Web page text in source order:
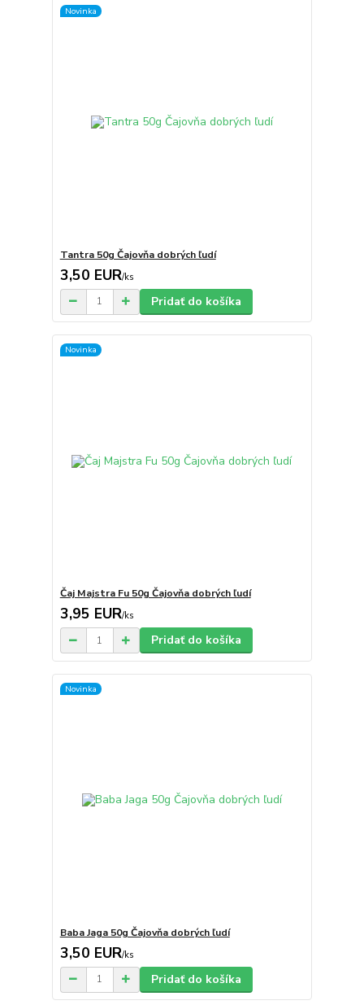
Novinka
Tantra 50g Čajovňa dobrých ľudí
3,50 EUR/ks
Pridať do košíka
Novinka
Čaj Majstra Fu 50g Čajovňa dobrých ľudí
3,95 EUR/ks
Pridať do košíka
Novinka
Baba Jaga 50g Čajovňa dobrých ľudí
3,50 EUR/ks
Pridať do košíka